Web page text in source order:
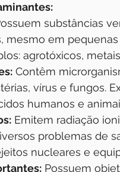
substâncias
mesmo em pequenas
agrotóxicos,
Contêm
vírus e fungos.
humanos e
Emitem radiação
problemas de
nucleares e
Possuem